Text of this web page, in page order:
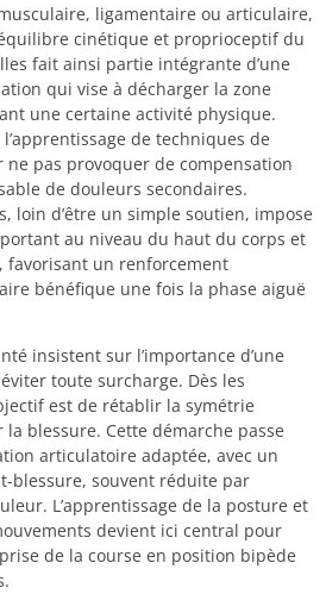
ligamentaire ou articulaire,
cinétique et proprioceptif du
fait ainsi partie intégrante d’une
qui vise à décharger la zone
une certaine activité physique.
de techniques de
pas provoquer de compensation
de douleurs secondaires.
loin d’être un simple soutien, impose
au niveau du haut du corps et
favorisant un renforcement
bénéfique une fois la phase aiguë
insistent sur l’importance d’une
toute surcharge. Dès les
est de rétablir la symétrie
blessure. Cette démarche passe
articulatoire adaptée, avec un
blessure, souvent réduite par
L’apprentissage de la posture et
devient ici central pour
de la course en position bipède